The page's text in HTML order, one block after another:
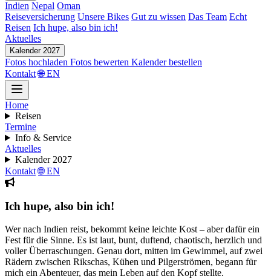
Indien Nepal Oman
Reiseversicherung Unsere Bikes Gut zu wissen Das Team Echt
Reisen Ich hupe, also bin ich!
Aktuelles
Kalender 2027
Fotos hochladen Fotos bewerten Kalender bestellen
Kontakt 🌐 EN
Home
Reisen
Termine
Info & Service
Aktuelles
Kalender 2027
Kontakt 🌐 EN
Ich hupe, also bin ich!
Wer nach Indien reist, bekommt keine leichte Kost – aber dafür ein
Fest für die Sinne. Es ist laut, bunt, duftend, chaotisch, herzlich und
voller Überraschungen. Genau dort, mitten im Gewimmel, auf zwei
Rädern zwischen Rikschas, Kühen und Pilgerströmen, begann für
mich ein Abenteuer, das mein Leben auf den Kopf stellte.